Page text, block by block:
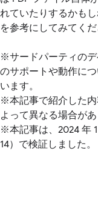
れていたりするかも
を参考にしてみてくだ
※サードパーティの
のサポートや動作に
います。
※本記事で紹介した
よって異なる場合があ
※本記事は、2024 年
14）で検証しました。